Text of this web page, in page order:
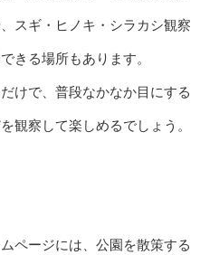
スギ・ヒノキ・シラカシ観察
きる場所もあります。
けで、普段なかなか目にする
観察して楽しめるでしょう。
ページには、公園を散策する